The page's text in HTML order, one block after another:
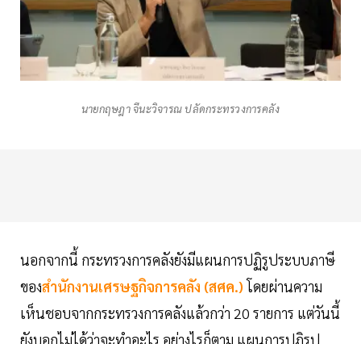
นายกฤษฎา จีนะวิจารณ ปลัดกระทรวงการคลัง
นอกจากนี้ กระทรวงการคลังยังมีแผนการปฏิรูประบบภาษี
ของสำนักงานเศรษฐกิจการคลัง (สศค.)โดยผ่านความ
เห็นชอบจากกระทรวงการคลังแล้วกว่า 20 รายการ แต่วันนี้
ยังบอกไม่ได้ว่าจะทำอะไร อย่างไรก็ตาม แผนการปฏิรูป